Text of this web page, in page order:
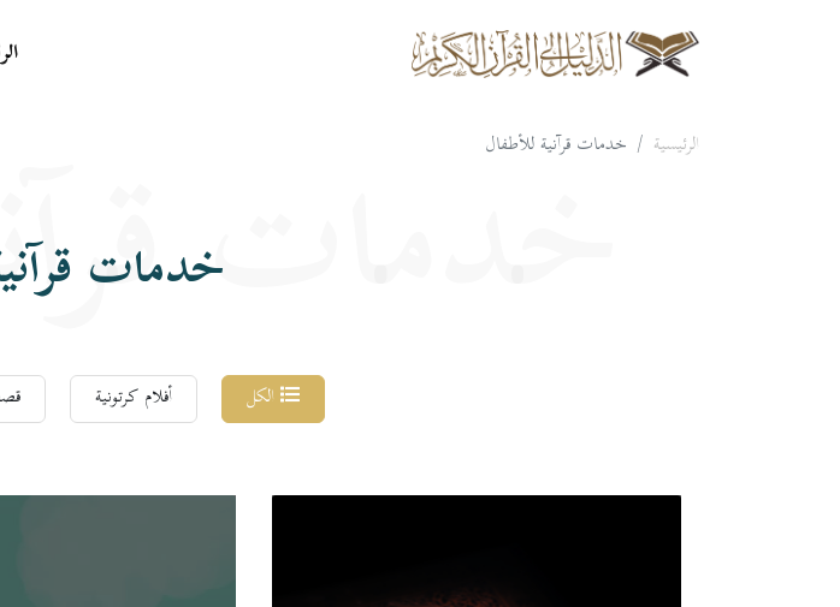
الرئيسية خدمات قرآنية للأطفال
خدماتخدمات
الكل أفلام كرتونية